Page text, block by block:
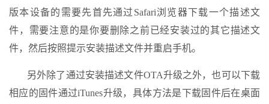
版本设备的需要先首先通过Safari浏览器下载一个描述文
件，需要注意的是你要删除之前已经安装过的其它描述文
件，然后按照提示安装描述文件并重启手机。
另外除了通过安装描述文件OTA升级之外，也可以下载
相应的固件通过iTunes升级，具体方法是下载固件后在桌面